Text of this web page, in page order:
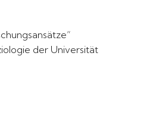
der Universität